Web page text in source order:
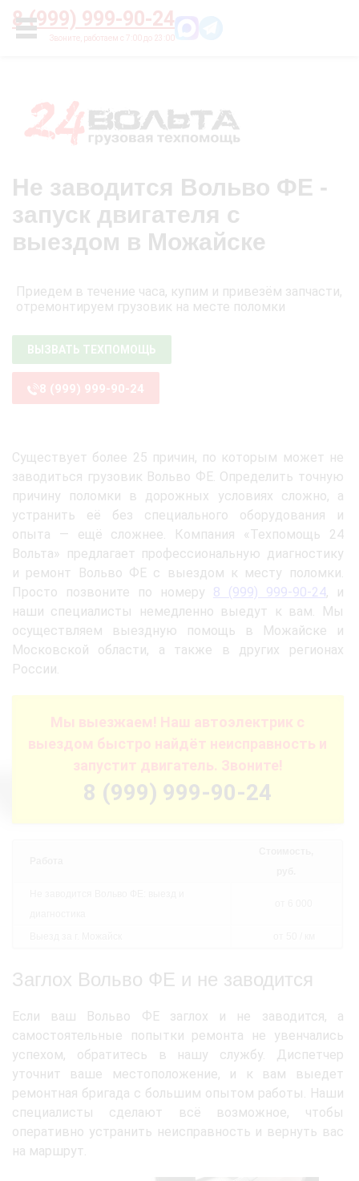
8 (999) 999-90-24
УСЛУГИ
Главная О нас Цены
Не заводится Вольво ФЕ -
запуск двигателя с
выездом в Можайске
Приедем в течение часа, купим и привезём запчасти,
отремонтируем грузовик на месте поломки
ВЫЗВАТЬ ТЕХПОМОЩЬ
8 (999) 999-90-24
Существует более 25 причин, по которым может не
заводиться грузовик Вольво ФЕ. Определить точную
причину поломки в дорожных условиях сложно, а
устранить её без специального оборудования и
опыта — ещё сложнее. Компания «Техпомощь 24
Вольта» предлагает профессиональную диагностику
и ремонт Вольво ФЕ с выездом к месту поломки.
Просто позвоните по номеру 8 (999) 999-90-24, и
наши специалисты немедленно выедут к вам. Мы
осуществляем выездную помощь в Можайске и
Московской области, а также в других регионах
России.
Мы выезжаем! Наш автоэлектрик с
выездом быстро найдёт неисправность и
запустит двигатель. Звоните!
8 (999) 999-90-24
Заглох Вольво ФЕ и не заводится
Если ваш Вольво ФЕ заглох и не заводится, а
самостоятельные попытки ремонта не увенчались
успехом, обратитесь в нашу службу. Диспетчер
уточнит ваше местоположение, и к вам выедет
ремонтная бригада с большим опытом работы. Наши
специалисты сделают всё возможное, чтобы
оперативно устранить неисправность и вернуть вас
на маршрут.